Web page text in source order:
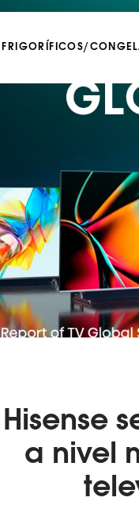
FRIGORÍFICOS/
Hisense
a nivel